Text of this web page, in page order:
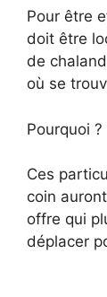
Pour être
doit être
de
où se
Pourquoi ?
Ces
coin
offre qui
déplacer